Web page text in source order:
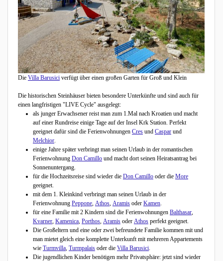
Die Villa Barusici verfügt über einen großen Garten für Groß und Klein
Die historischen Steinhäuser bieten besondere Unterkünfte und sind auch für
einen langfristigen "LIVE Cycle" ausgelegt:
als junger Erwachsener reist man zum 1.Mal nach Kroatien und macht
auf einer Rundreise einige Tage auf der Insel Krk Station. Perfekt
geeignet dafür sind die Ferienwohnungen Cres und Caspar und
Melchior.
einige Jahre später verbringt man seinen Urlaub in der romantischen
Ferienwohnung Don Camillo und macht dort seinen Heiratsantrag bei
Sonnenuntergang.
für die Hochzeitsreise sind wieder die Don Camillo oder die More
geeignet.
mit dem 1. Kleinkind verbringt man seinen Urlaub in der
Ferienwohnung Peppone, Athos, Aramis oder Kamen.
für eine Familie mit 2 Kindern sind die Ferienwohnungen Balthasar,
Kvarner, Kamenica, Porthos, Aramis oder Athos perfekt geeignet.
Die Großeltern und eine oder zwei befreundete Familie kommen mit und
man mietet gleich eine komplette Unterkunft mit mehreren Appartements
wie Turmvilla, Turmpalais oder die Villa Barusici.
Die jugendlichen Kinder benötigen mehr Privatsphäre: jetzt sind wieder